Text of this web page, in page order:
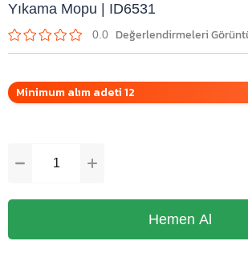
Yıkama Mopu | ID6531
0.0
Minimum alım adeti 12